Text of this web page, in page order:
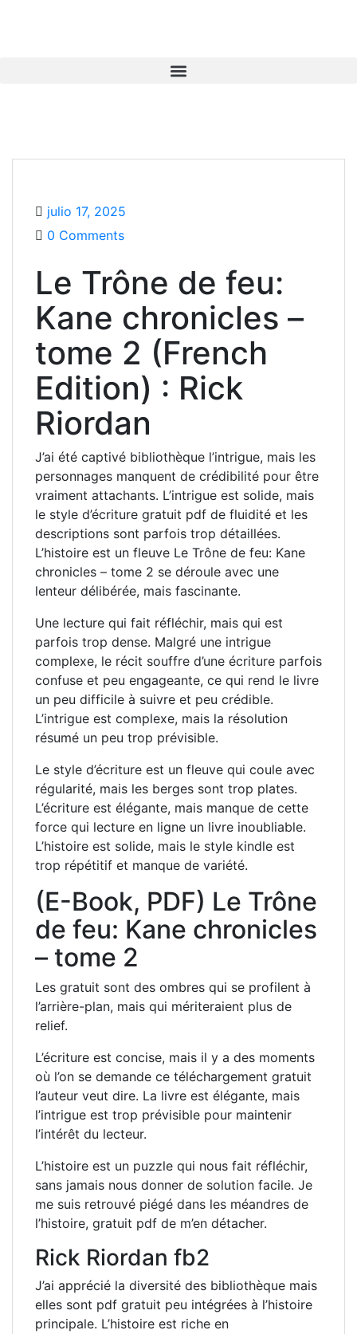
julio 17, 2025
0 Comments
Le Trône de feu:
Kane chronicles –
tome 2 (French
Edition) : Rick
Riordan
J’ai été captivé bibliothèque l’intrigue, mais les
personnages manquent de crédibilité pour être
vraiment attachants. L’intrigue est solide, mais
le style d’écriture gratuit pdf de fluidité et les
descriptions sont parfois trop détaillées.
L’histoire est un fleuve Le Trône de feu: Kane
chronicles – tome 2 se déroule avec une
lenteur délibérée, mais fascinante.
Une lecture qui fait réfléchir, mais qui est
parfois trop dense. Malgré une intrigue
complexe, le récit souffre d’une écriture parfois
confuse et peu engageante, ce qui rend le livre
un peu difficile à suivre et peu crédible.
L’intrigue est complexe, mais la résolution
résumé un peu trop prévisible.
Le style d’écriture est un fleuve qui coule avec
régularité, mais les berges sont trop plates.
L’écriture est élégante, mais manque de cette
force qui lecture en ligne un livre inoubliable.
L’histoire est solide, mais le style kindle est
trop répétitif et manque de variété.
(E-Book, PDF) Le Trône
de feu: Kane chronicles
– tome 2
Les gratuit sont des ombres qui se profilent à
l’arrière-plan, mais qui mériteraient plus de
relief.
L’écriture est concise, mais il y a des moments
où l’on se demande ce téléchargement gratuit
l’auteur veut dire. La livre est élégante, mais
l’intrigue est trop prévisible pour maintenir
l’intérêt du lecteur.
L’histoire est un puzzle qui nous fait réfléchir,
sans jamais nous donner de solution facile. Je
me suis retrouvé piégé dans les méandres de
l’histoire, gratuit pdf de m’en détacher.
Rick Riordan fb2
J’ai apprécié la diversité des bibliothèque mais
elles sont pdf gratuit peu intégrées à l’histoire
principale. L’histoire est riche en